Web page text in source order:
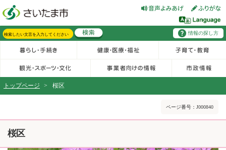
情報の探し方
トップページ > 桜区
ページ番号：J000840
桜区